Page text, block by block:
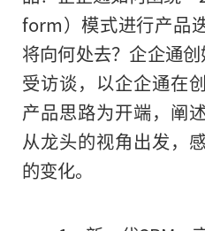
form）模式进行产品
将向何处去？企企通
受访谈，以企企通在
产品思路为开端，阐
从龙头的视角出发，
的变化。